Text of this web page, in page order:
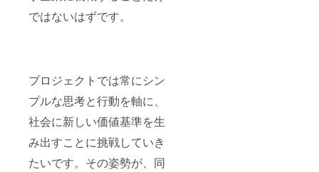
ではないはずです。
プロジェクトでは常にシン
プルな思考と行動を軸に、
社会に新しい価値基準を生
み出すことに挑戦していき
たいです。その姿勢が、同